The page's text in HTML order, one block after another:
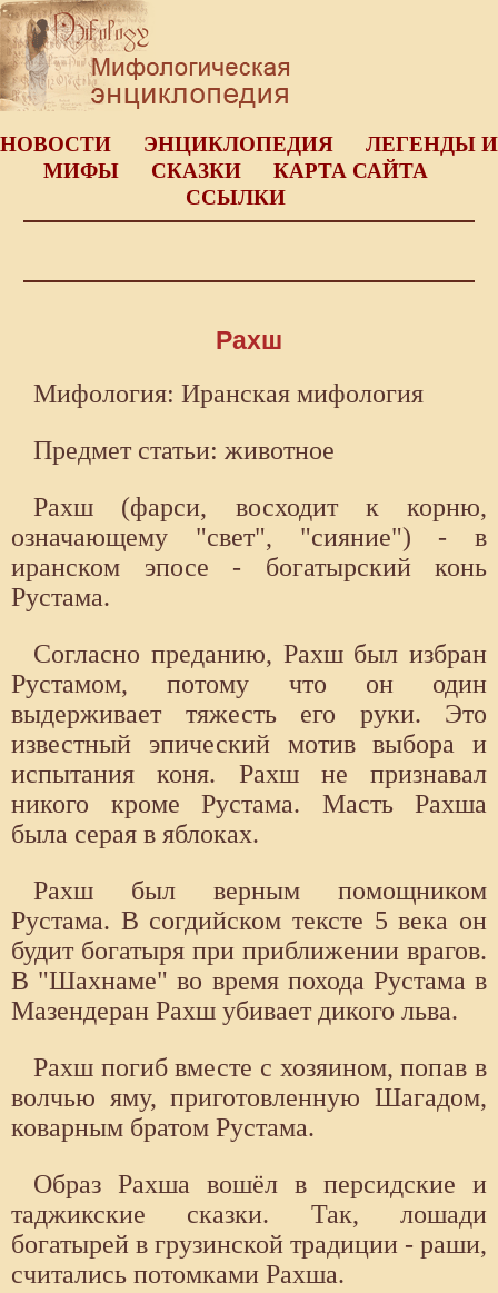
НОВОСТИ ЭНЦИКЛОПЕДИЯ
ЛЕГЕНДЫ И
МИФЫ
СКАЗКИ
КАРТА САЙТА
ССЫЛКИ
Рахш
Мифология: Иранская мифология
Предмет статьи: животное
Рахш (фарси, восходит к корню,
означающему "свет", "сияние") - в
иранском эпосе - богатырский конь
Рустама.
Согласно преданию, Рахш был избран
Рустамом, потому что он один
выдерживает тяжесть его руки. Это
известный эпический мотив выбора и
испытания коня. Рахш не признавал
никого кроме Рустама. Масть Рахша
была серая в яблоках.
Рахш был верным помощником
Рустама. В согдийском тексте 5 века он
будит богатыря при приближении врагов.
В "Шахнаме" во время похода Рустама в
Мазендеран Рахш убивает дикого льва.
Рахш погиб вместе с хозяином, попав в
волчью яму, приготовленную Шагадом,
коварным братом Рустама.
Образ Рахша вошёл в персидские и
таджикские сказки. Так, лошади
богатырей в грузинской традиции - раши,
считались потомками Рахша.